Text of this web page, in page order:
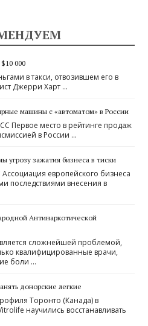
000
в такси, отвозившем его в
Джерри Харт …
машины с «автоматом» в России
Первое место в рейтинге продаж
в России …
угрозу зажатия бизнеса в тиски
европейского бизнеса
последствиями внесения в
Антинаркотической
сложнейшей проблемой,
квалифицированные врачи,
боли …
донорские легкие
Торонто (Канада) в
научились восстанавливать